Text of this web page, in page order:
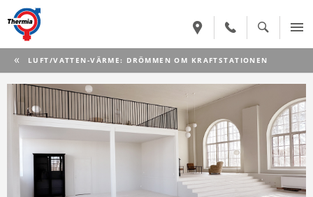
CURRENT:
LUFT/VATTEN-VÄRME: DRÖMMEN OM KRAFTSTATIONEN